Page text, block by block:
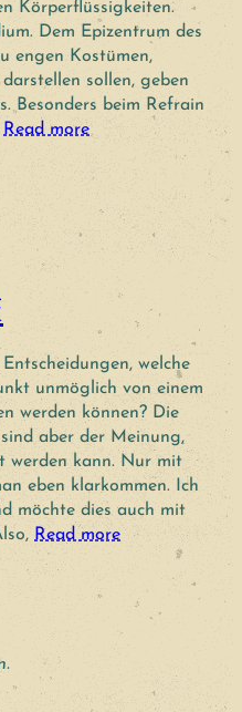
Körperflüssigkeiten.
Dem Epizentrum des
engen Kostümen,
sollen, geben
Besonders beim Refrain
Read more
welche
unmöglich von einem
werden können? Die
aber der Meinung,
werden kann. Nur mit
eben klarkommen. Ich
möchte dies auch mit
Read more